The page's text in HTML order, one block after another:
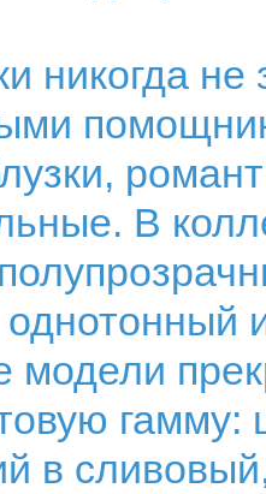
никогда
В
однотонный
модели
в